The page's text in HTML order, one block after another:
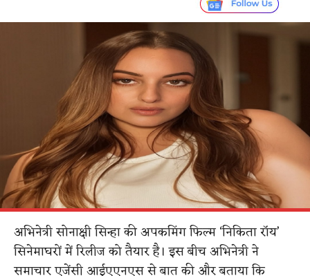
अभिनेत्री सोनाक्षी सिन्हा की अपकमिंग फिल्म ‘निकिता रॉय’
सिनेमाघरों में रिलीज को तैयार है। इस बीच अभिनेत्री ने
समाचार एजेंसी आईएएनएस से बात की और बताया कि